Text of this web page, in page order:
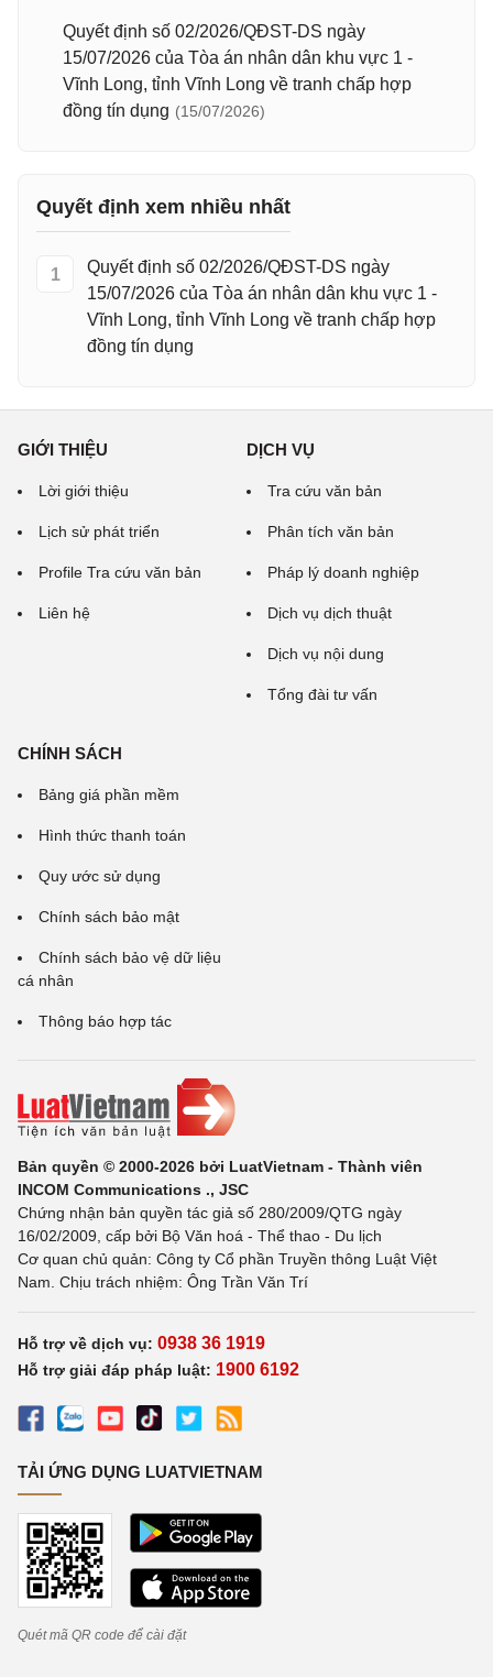
Quyết định số 02/2026/QĐST-DS ngày
15/07/2026 của Tòa án nhân dân khu vực 1 -
Vĩnh Long, tỉnh Vĩnh Long về tranh chấp hợp
đồng tín dụng (15/07/2026)
Quyết định xem nhiều nhất
1
Quyết định số 02/2026/QĐST-DS ngày
15/07/2026 của Tòa án nhân dân khu vực 1 -
Vĩnh Long, tỉnh Vĩnh Long về tranh chấp hợp
đồng tín dụng
GIỚI THIỆU
Lời giới thiệu
Lịch sử phát triển
Profile Tra cứu văn bản
Liên hệ
DỊCH VỤ
Tra cứu văn bản
Phân tích văn bản
Pháp lý doanh nghiệp
Dịch vụ dịch thuật
Dịch vụ nội dung
Tổng đài tư vấn
CHÍNH SÁCH
Bảng giá phần mềm
Hình thức thanh toán
Quy ước sử dụng
Chính sách bảo mật
Chính sách bảo vệ dữ liệu
cá nhân
Thông báo hợp tác
Bản quyền © 2000-2026 bởi LuatVietnam - Thành viên
INCOM Communications ., JSC
Chứng nhận bản quyền tác giả số 280/2009/QTG ngày
16/02/2009, cấp bởi Bộ Văn hoá - Thể thao - Du lịch
Cơ quan chủ quản: Công ty Cổ phần Truyền thông Luật Việt
Nam. Chịu trách nhiệm: Ông Trần Văn Trí
Hỗ trợ về dịch vụ: 0938 36 1919
Hỗ trợ giải đáp pháp luật: 1900 6192
TẢI ỨNG DỤNG LUATVIETNAM
Quét mã QR code để cài đặt